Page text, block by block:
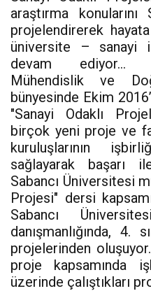
araştırma
projelendirerek
üniversite – sanayi
devam ediyor...
Mühendislik ve
bünyesinde Ekim
"Sanayi Odaklı
birçok yeni proje ve
kuruluşlarının
sağlayarak başarı
Sabancı Üniversitesi
Projesi" dersi
Sabancı
danışmanlığında, 4.
projelerinden
proje kapsamında
üzerinde çalıştıkları